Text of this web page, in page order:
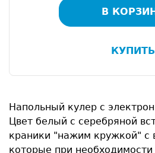
В
КУПИТЬ
Напольный кулер с
Цвет белый с серебряной
краники "нажим кружкой" с
которые при